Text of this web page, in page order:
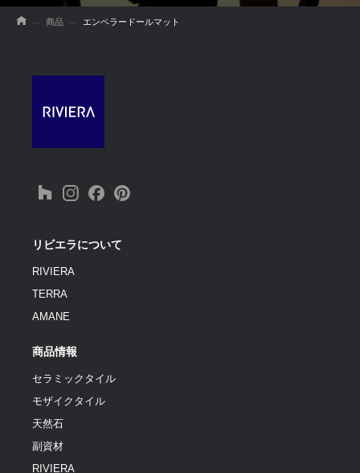
商品 エンペラードールマット
リビエラについて
RIVIERA
TERRA
AMANE
商品情報
セラミックタイル
モザイクタイル
天然石
副資材
RIVIERA